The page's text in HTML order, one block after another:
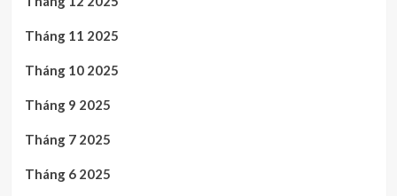
Tháng 11 2025
Tháng 10 2025
Tháng 9 2025
Tháng 7 2025
Tháng 6 2025